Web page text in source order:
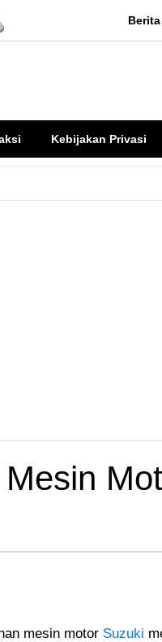
Berita
Kebijakan Privasi
mesin motor Suzuki